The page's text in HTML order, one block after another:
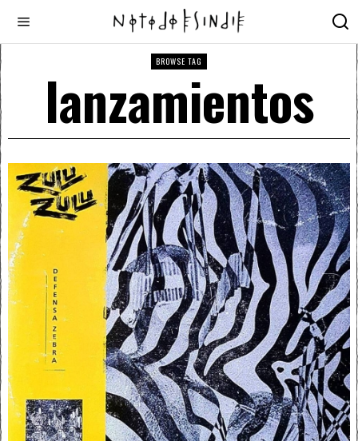
BROWSE TAG
lanzamientos